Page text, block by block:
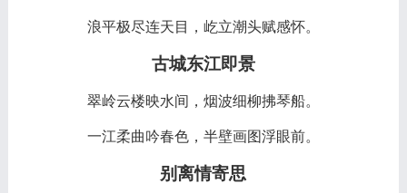
浪平极尽连天目，屹立潮头赋感怀。
古城东江即景
翠岭云楼映水间，烟波细柳拂琴船。
一江柔曲吟春色，半壁画图浮眼前。
别离情寄思